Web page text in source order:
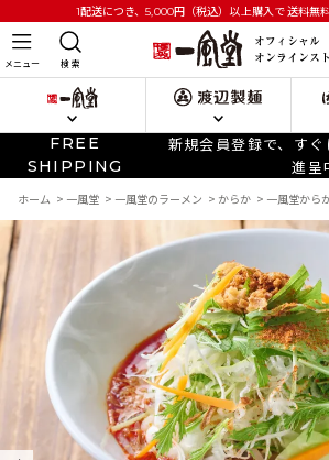
1配送につき、5,000円 （税込）以上購入で送料無
メニュー 検 索
FREE
SHIPPING
新規会員登録で、す
進呈
ホーム > 一風堂 > 一風堂のラーメン > からか > 一風堂から